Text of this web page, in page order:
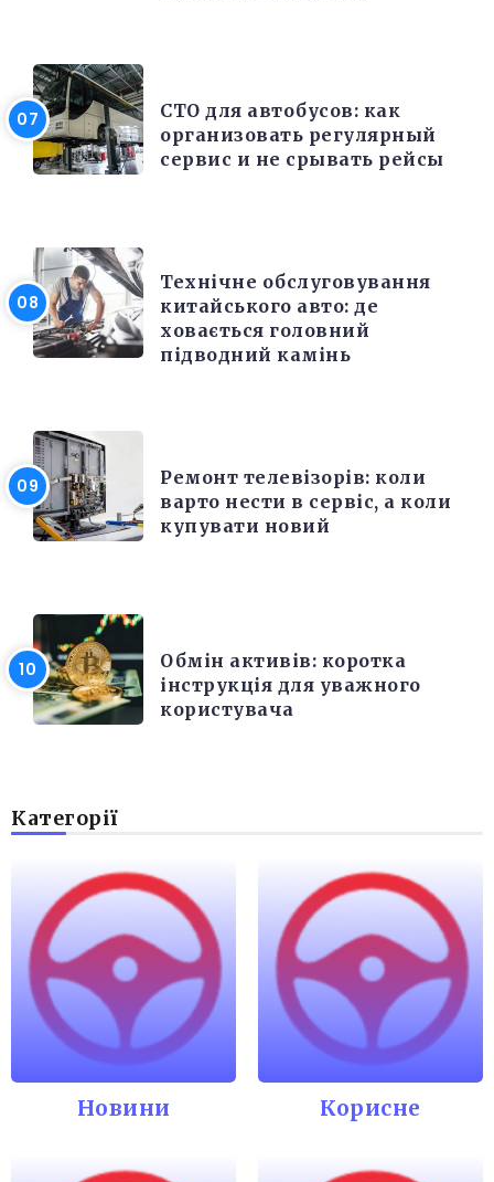
СТО для автобусов: как
организовать регулярный
сервис и не срывать рейсы
Технічне обслуговування
китайського авто: де
ховається головний
підводний камінь
Ремонт телевізорів: коли
варто нести в сервіс, а коли
купувати новий
Обмін активів: коротка
інструкція для уважного
користувача
Категорії
Новини Корисне